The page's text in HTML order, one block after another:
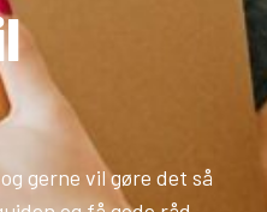
gerne vil gøre det så